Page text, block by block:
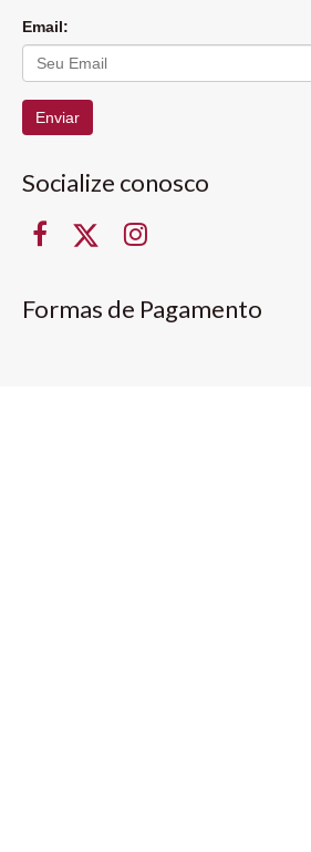
Email:
Enviar
Socialize conosco
Formas de Pagamento